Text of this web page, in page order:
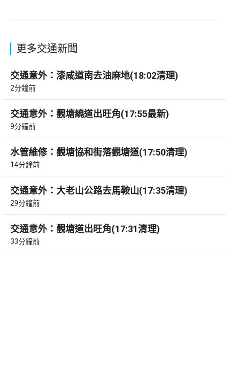
更多交通新聞
交通意外：漆咸道南去油麻地(18:02清理)
2分鐘前
交通意外：觀塘繞道出旺角(17:55最新)
9分鐘前
水管維修：觀塘協和街落觀塘道(17:50清理)
14分鐘前
交通意外：大老山公路去馬鞍山(17:35清理)
29分鐘前
交通意外：觀塘道出旺角(17:31清理)
33分鐘前